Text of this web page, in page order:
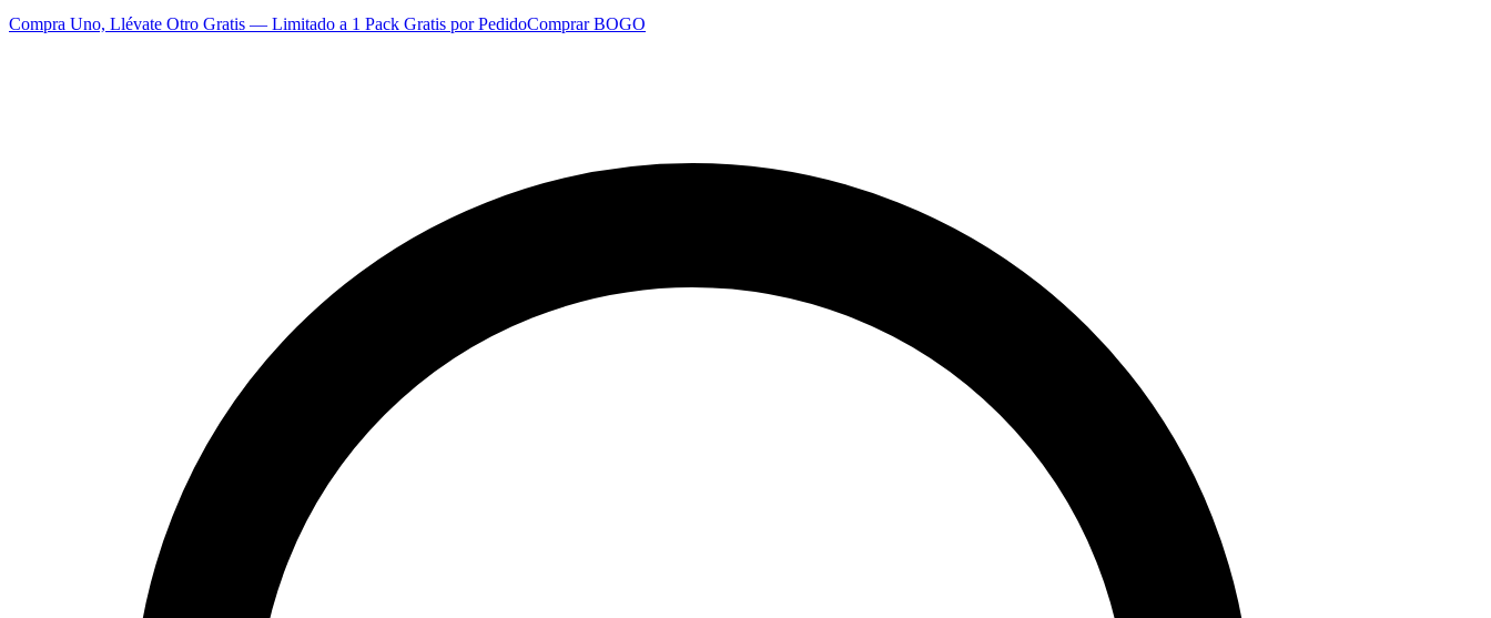
Compra Uno, Llévate Otro Gratis — Limitado a 1 Pack Gratis por PedidoComprar BOGO